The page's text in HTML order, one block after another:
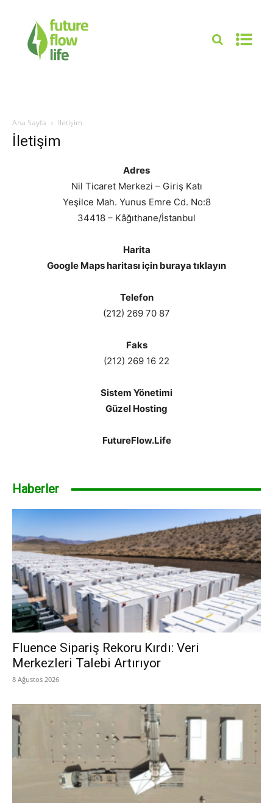
Ana Sayfa İletişim
İletişim
Adres
Nil Ticaret Merkezi – Giriş Katı
Yeşilce Mah. Yunus Emre Cd. No:8
34418 – Kâğıthane/İstanbul
Harita
Google Maps haritası için buraya tıklayın
Telefon
(212) 269 70 87
Faks
(212) 269 16 22
Sistem Yönetimi
Güzel Hosting
FutureFlow.Life
Haberler
Fluence Sipariş Rekoru Kırdı: Veri
Merkezleri Talebi Artırıyor
8 Ağustos 2026